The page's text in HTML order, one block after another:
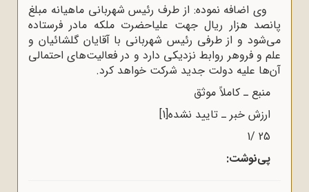
وى اضافه نموده: از طرف رئیس شهربانى ماهیانه مبلغ
پانصد هزار ریال جهت علیاحضرت ملکه مادر فرستاده
مى‌شود و از طرفى رئیس شهربانى با آقایان گلشائیان و
علم و فروهر روابط نزدیکى دارد و در فعالیت‌هاى احتمالى
آن‌ها علیه دولت جدید شرکت خواهد کرد.
منبع ـ کاملاً موثق
ارزش خبر ـ تایید نشده[1]
25 /1
پی‌نوشت: